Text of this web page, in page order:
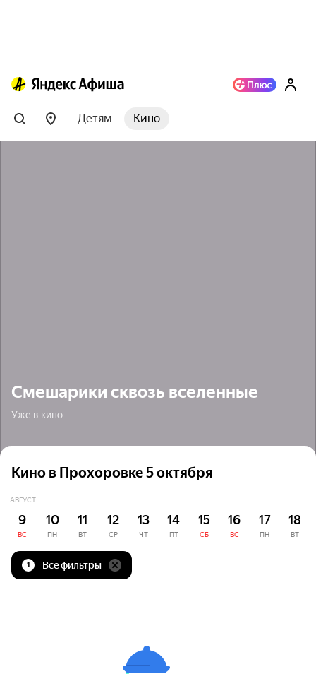
Детям Кино
Смешарики сквозь вселенные
Уже в кино
Кино в Прохоровке 5 октября
АВГУСТ
9
ВС
10
ПН
11
ВТ
12
СР
13
ЧТ
14
ПТ
15
СБ
16
ВС
17
ПН
18
ВТ
1 Все фильтры